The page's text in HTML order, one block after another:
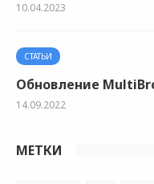
10.04.2023
СТАТЬИ
Обновление
14.09.2022
МЕТКИ